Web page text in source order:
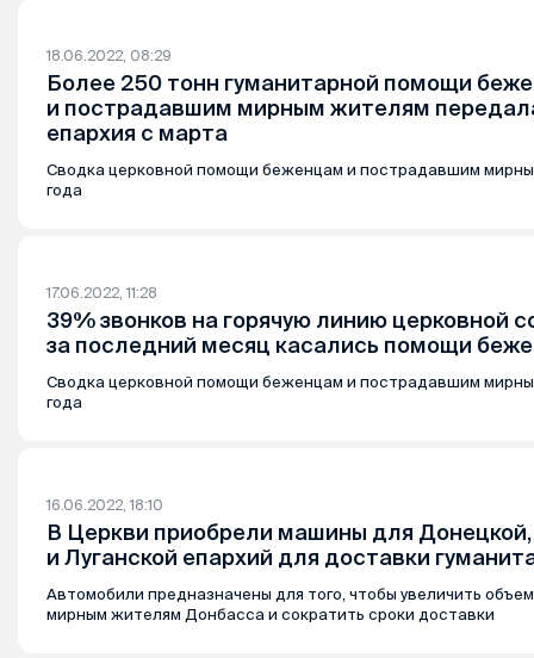
18.06.2022, 08:29
Более 250 тонн гуманитарной помощи
и пострадавшим мирным жителям
епархия с марта
Сводка церковной помощи беженцам и пострадавшим
года
17.06.2022, 11:28
39% звонков на горячую линию церковной
за последний месяц касались помощи
Сводка церковной помощи беженцам и пострадавшим
года
16.06.2022, 18:10
В Церкви приобрели машины для Донецкой,
и Луганской епархий для доставки
Автомобили предназначены для того, чтобы увеличить
мирным жителям Донбасса и сократить сроки доставки